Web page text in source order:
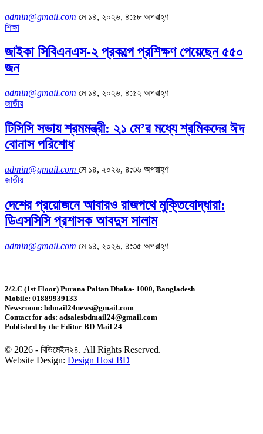
admin@gmail.com মে ১৪, ২০২৬, ৪:৫৮ অপরাহ্ণ
শিক্ষা
জাইকা সিবিএনএস-২ প্রকল্পে প্রশিক্ষণ পেয়েছেন ৫৫০
জন
admin@gmail.com মে ১৪, ২০২৬, ৪:৫২ অপরাহ্ণ
জাতীয়
টিসিসি সভায় শ্রমমন্ত্রী: ২১ মে’র মধ্যে শ্রমিকদের ঈদ
বোনাস পরিশোধ
admin@gmail.com মে ১৪, ২০২৬, ৪:৩৬ অপরাহ্ণ
জাতীয়
দেশের প্রয়োজনে আবারও রাজপথে মুক্তিযোদ্ধারা:
ডিএসসিসি প্রশাসক আবদুস সালাম
admin@gmail.com মে ১৪, ২০২৬, ৪:৩৫ অপরাহ্ণ
2/2.C (1st Floor) Purana Paltan Dhaka- 1000, Bangladesh
Mobile: 01889939133
Newsroom: bdmail24news@gmail.com
Contact for ads: adsalesbdmail24@gmail.com
Published by the Editor BD Mail 24
© 2026 - বিডিমেইল২৪. All Rights Reserved.
Website Design: Design Host BD